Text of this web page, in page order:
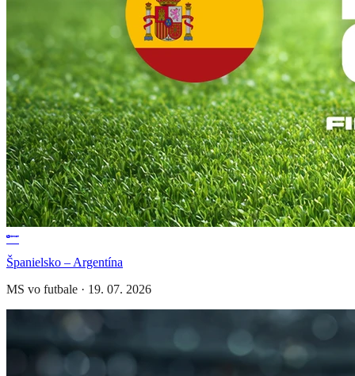
Španielsko – Argentína
MS vo futbale · 19. 07. 2026